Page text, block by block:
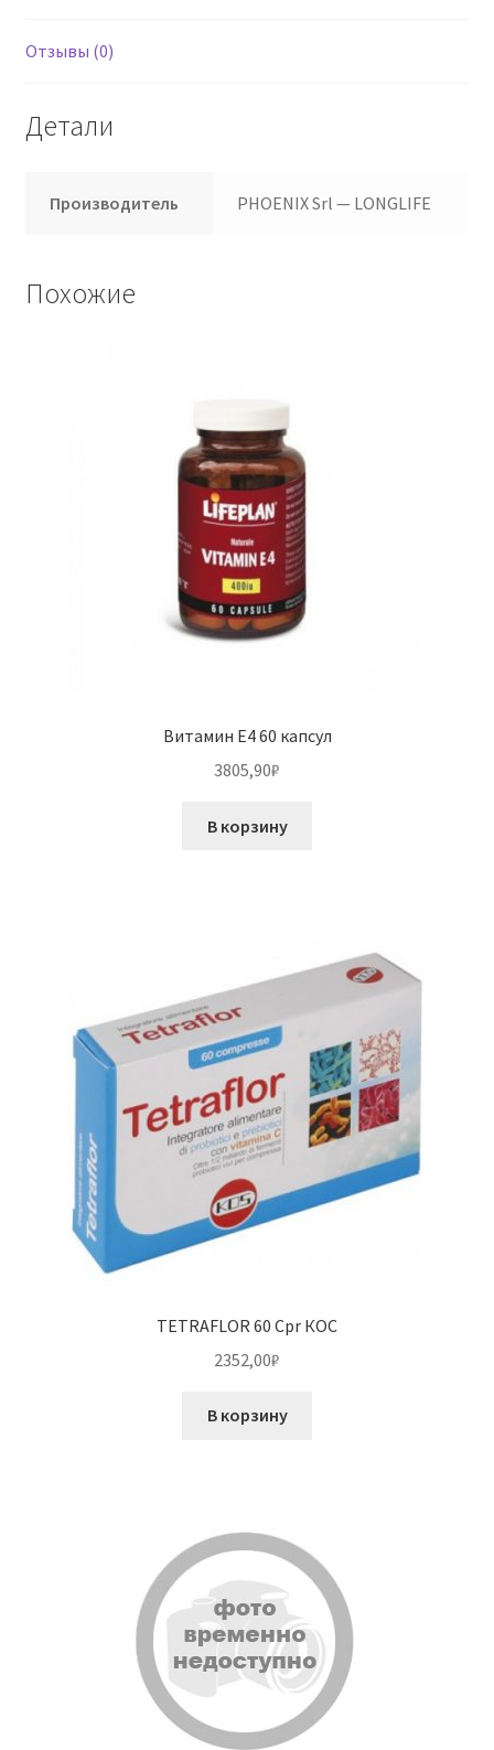
Отзывы (0)
Детали
Производитель PHOENIX Srl — LONGLIFE
Похожие
Витамин E4 60 капсул
3805,90₽
В корзину
TETRAFLOR 60 Cpr КОС
2352,00₽
В корзину